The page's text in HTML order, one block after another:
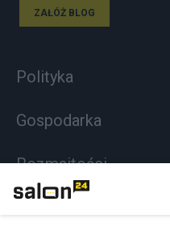
ZAŁÓŻ BLOG
Polityka
Gospodarka
Rozmaitości